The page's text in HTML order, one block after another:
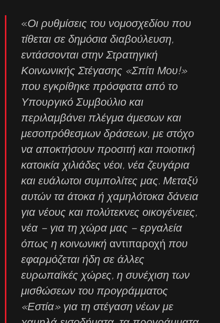
«Οι ρυθμίσεις του νομοσχεδίου που
τίθεται σε δημόσια διαβούλευση,
εντάσσονται στην Στρατηγική
Κοινωνικής Στέγασης «Σπίτι Μου!»
που εγκρίθηκε πρόσφατα από το
Υπουργικό Συμβούλιο και
περιλαμβάνει πλέγμα άμεσων και
μεσοπρόθεσμων δράσεων, με στόχο
να αποκτήσουν προσιτή και ποιοτική
κατοικία χιλιάδες νέοι, νέα ζευγάρια
και ευάλωτοι συμπολίτες μας. Μεταξύ
αυτών τα άτοκα ή χαμηλότοκα δάνεια
για νέους και πολύτεκνες οικογένειες,
νέα – για τη χώρα μας – εργαλεία
όπως η κοινωνική αντιπαροχή που
εφαρμόζεται ήδη σε άλλες
ευρωπαϊκές χώρες, η συνέχιση των
μισθώσεων του προγράμματος
«Εστία» για τη στέγαση νέων με